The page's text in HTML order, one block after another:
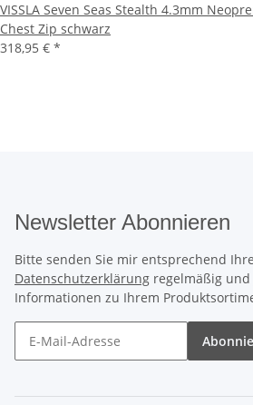
VISSLA Seven Seas Stealth 4.3mm
Chest Zip schwarz
318,95 € *
Newsletter Abonnieren
Bitte senden Sie mir entsprechend
Datenschutzerklärung regelmäßig
Informationen zu Ihrem